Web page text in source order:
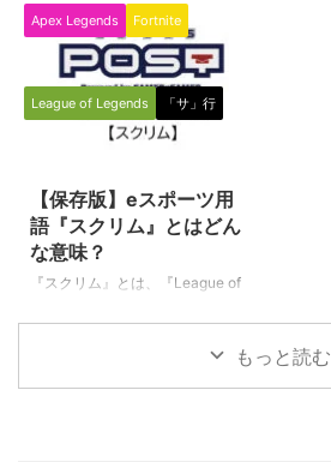
レジェンド ...
Legends／通称LoL）』の中で使
われる専門用語です。（下に続
く） レーン（Lane） マップ（サ
モナーズリフト）上にある味方陣
地と敵陣地をつなぐ３本の道の事
です。 TOP：マップの上側にあ
ップの真ん中にある距離の短い道
です。 BOT：マップの下側にあ
る距離の長い道です。 英語でも
普通に使われる「道」や「コー
ス」という意味を持つ単語でもあ
Apex Legends Fortnite
League of Legends 「サ」行
【保存版】eスポーツ用
語『スクリム』とはどん
な意味？
『スクリム』とは、『League of
Legends』（エーペックスレジェもっと読む